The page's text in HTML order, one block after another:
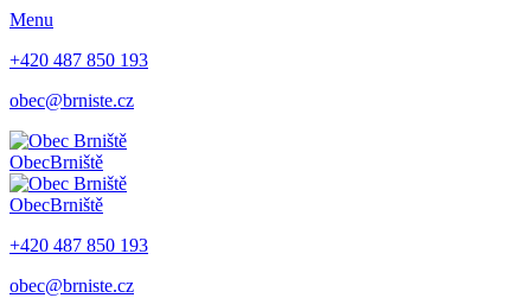
Menu
+420 487 850 193
obec@brniste.cz
ObecBrniště
ObecBrniště
+420 487 850 193
obec@brniste.cz